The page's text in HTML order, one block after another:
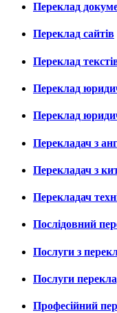
Переклад
Переклад сайтів
Переклад
Переклад
Переклад
Перекладач з
Перекладач з
Перекладач
Послідовний
Послуги з
Послуги
Професійний